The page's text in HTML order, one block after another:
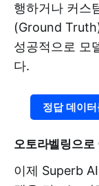
행하거나 커스
(Ground
성공적으로 모
다.
정답 데이
오토라벨링으로
이제 Superb